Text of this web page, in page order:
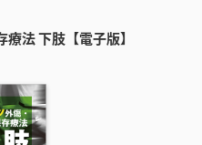
法 下肢【電子版】